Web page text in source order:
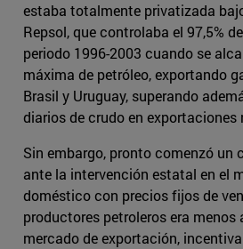
estaba totalmente privatizada
Repsol, que controlaba el 97,5%
periodo 1996-2003 cuando se
máxima de petróleo, exportando
Brasil y Uruguay, superando
diarios de crudo en exportaciones
Sin embargo, pronto comenzó un
ante la intervención estatal en el
doméstico con precios fijos de
productores petroleros era menos
mercado de exportación,